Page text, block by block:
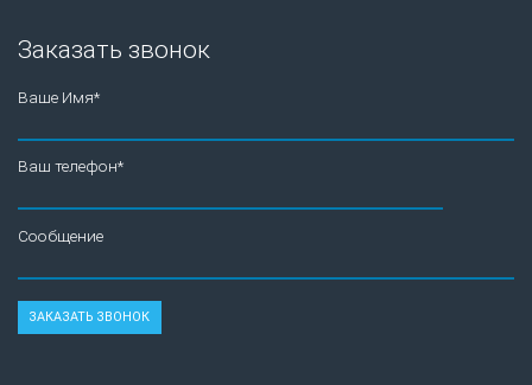
Заказать звонок
Ваше Имя*
Ваш телефон*
Сообщение